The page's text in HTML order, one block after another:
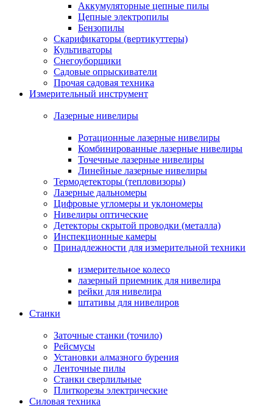
Аккумуляторные цепные пилы
Цепные электропилы
Бензопилы
Скарификаторы (вертикуттеры)
Культиваторы
Снегоуборщики
Садовые опрыскиватели
Прочая садовая техника
Измерительный инструмент
Лазерные нивелиры
Ротационные лазерные нивелиры
Комбинированные лазерные нивелиры
Точечные лазерные нивелиры
Линейные лазерные нивелиры
Термодетекторы (тепловизоры)
Лазерные дальномеры
Цифровые угломеры и уклономеры
Нивелиры оптические
Детекторы скрытой проводки (металла)
Инспекционные камеры
Принадлежности для измерительной техники
измерительное колесо
лазерный приемник для нивелира
рейки для нивелира
штативы для нивелиров
Станки
Заточные станки (точило)
Рейсмусы
Установки алмазного бурения
Ленточные пилы
Станки сверлильные
Плиткорезы электрические
Силовая техника